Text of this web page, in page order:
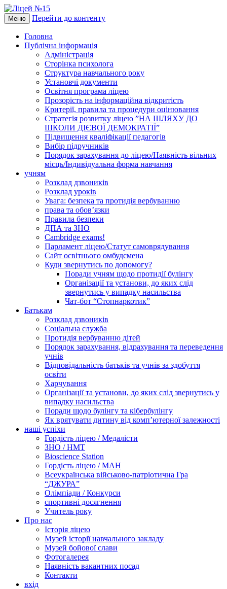
Меню Перейти до контенту
Головна
Публічна інформація
Адміністрація
Сторінка психолога
Структура навчального року
Установчі документи
Освітня програма ліцею
Прозорість на інформаційна відкритість
Критерії, правила та процедури оцінювання
Стратегія розвитку ліцею ”НА ШЛЯХУ ДО
ШКОЛИ ДІЄВОЇ ДЕМОКРАТІЇ”
Підвищення кваліфікації педагогів
Вибір підручників
Порядок зарахування до ліцею/Наявність вільних
місць/Індивідуальна форма навчання
учням
Розклад дзвоників
Розклад уроків
Увага: безпека та протидія вербуванню
права та обов’язки
Правила безпеки
ДПА та ЗНО
Cambridge exams!
Парламент ліцею/Статут самоврядування
Сайт освітнього омбудсмена
Куди звернутись по допомогу?
Поради учням щодо протидії булінгу
Організації та установи, до яких слід
звернутись у випадку насильства
Чат-бот “Стопнаркотик”
Батькам
Розклад дзвоників
Соціальна служба
Протидія вербуванню дітей
Порядок зарахування, відрахування та переведення
учнів
Відповідальність батьків та учнів за здобуття
освіти
Харчування
Організації та установи, до яких слід звернутись у
випадку насильства
Поради щодо булінгу та кібербулінгу
Як врятувати дитину від комп’ютерної залежності
наші успіхи
Гордість ліцею / Медалісти
ЗНО / НМТ
Bioscience Station
Гордість ліцею / МАН
Всеукраїнська військово-патріотична Гра
“ДЖУРА”
Олімпіади / Конкурси
спортивні досягнення
Учитель року
Про нас
Історія ліцею
Музей історії навчального закладу
Музей бойової слави
Фотогалерея
Наявність вакантних посад
Контакти
вхід